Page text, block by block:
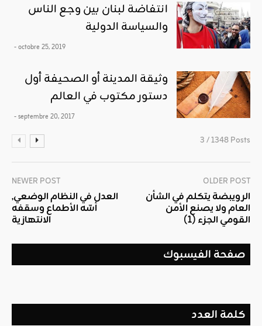
انتفاضة لبنان بين وجع الناس
والسياسة الدولية
- octobre 25, 2019
وثيقة المدينة أو الصحيفة أول
دستور مكتوب في العالم
- septembre 20, 2017
3 / 1348 Posts
NEWER POST
العدل في النظام الوضعي,
أسّه الأطماع وسقفه
الانتهازية
OLDER POST
الرويبضة يتكلم في الشأن
العام ولا يصنع الأمن
القومي الجزء (1)
صفحة الفيسبوك
كلمة العدد